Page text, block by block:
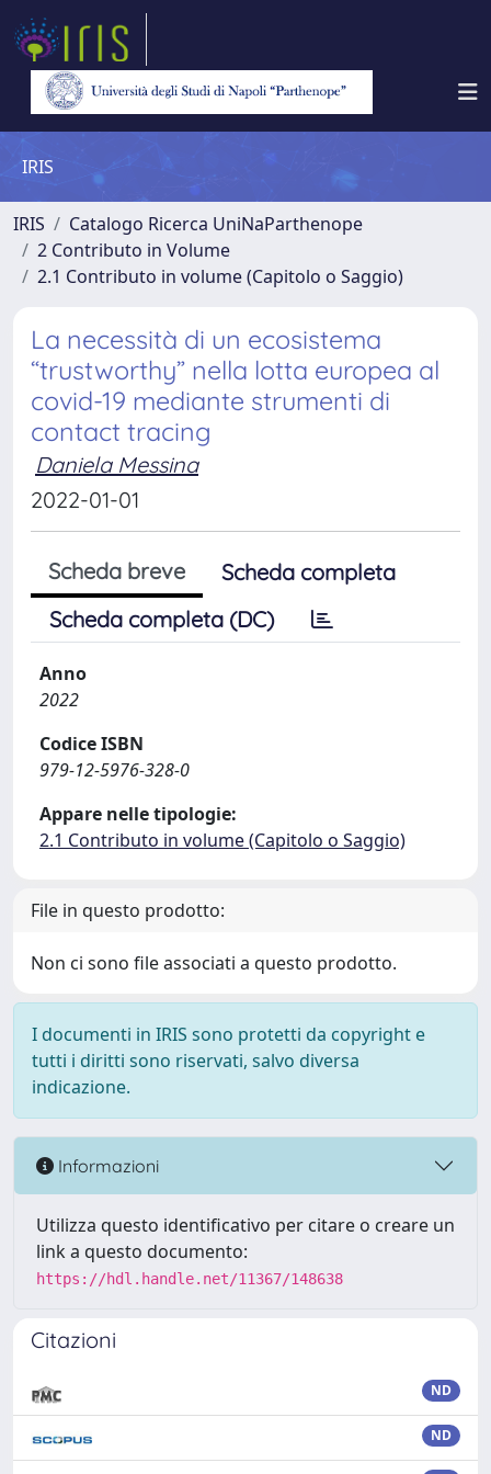
IRIS
IRIS
Catalogo Ricerca UniNaParthenope
2 Contributo in Volume
2.1 Contributo in volume (Capitolo o Saggio)
La necessità di un ecosistema
“trustworthy” nella lotta europea al
covid-19 mediante strumenti di
contact tracing
Daniela Messina
2022-01-01
Scheda breve
Scheda completa
Scheda completa (DC)
Anno
2022
Codice ISBN
979-12-5976-328-0
Appare nelle tipologie:
2.1 Contributo in volume (Capitolo o Saggio)
File in questo prodotto:
Non ci sono file associati a questo prodotto.
I documenti in IRIS sono protetti da copyright e
tutti i diritti sono riservati, salvo diversa
indicazione.
Informazioni
Utilizza questo identificativo per citare o creare un
link a questo documento:
https://hdl.handle.net/11367/148638
Citazioni
ND
ND